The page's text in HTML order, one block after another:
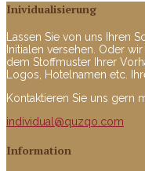
Inividualisierung
Lassen Sie von uns Ihren
Initialen versehen. Oder
dem Stoffmuster Ihrer
Logos, Hotelnamen etc.
Kontaktieren Sie uns gern
individual@quzqo.com
Information